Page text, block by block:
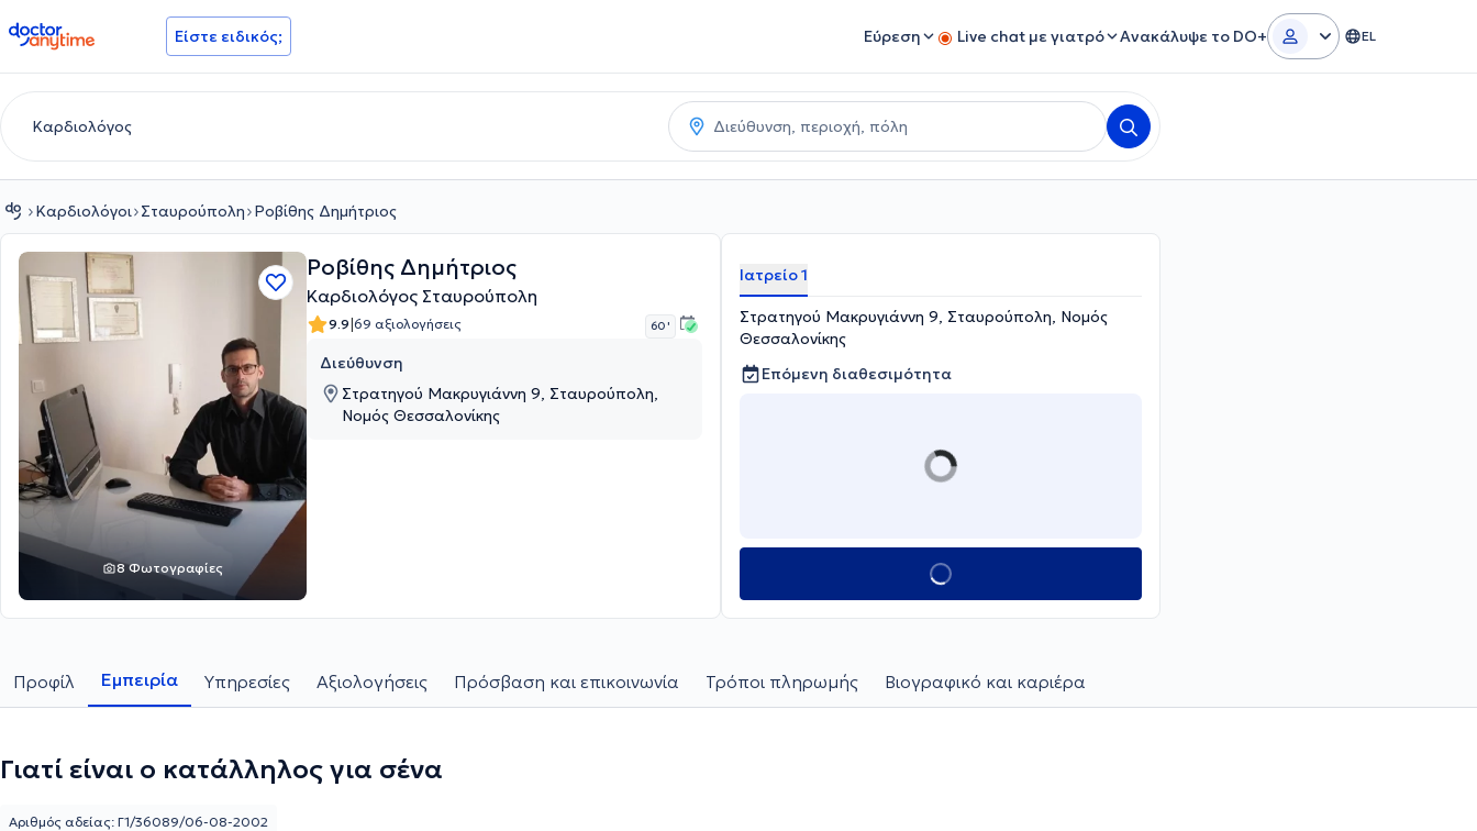
doctoranytime Είστε ειδικός; Εύρεση Live chat με γιατρό Ανακάλυψε το DO+ EL
Καρδιολόγοι Σταυρούπολη Ροβίθης Δημήτριος
8 Φωτογραφίες
Ροβίθης Δημήτριος
Καρδιολόγος Σταυρούπολη
9.9|69 αξιολογήσεις 60 '
Διεύθυνση
Στρατηγού Μακρυγιάννη 9, Σταυρούπολη,
Νομός Θεσσαλονίκης
Ιατρείο 1
Στρατηγού Μακρυγιάννη 9, Σταυρούπολη, Νομός
Θεσσαλονίκης
Επόμενη διαθεσιμότητα
Προφίλ Εμπειρία Υπηρεσίες Αξιολογήσεις Πρόσβαση και επικοινωνία Τρόποι πληρωμής Βιογραφικό και καριέρα
Γιατί είναι ο κατάλληλος για σένα
Αριθμός αδείας: Γ1/36089/06-08-2002